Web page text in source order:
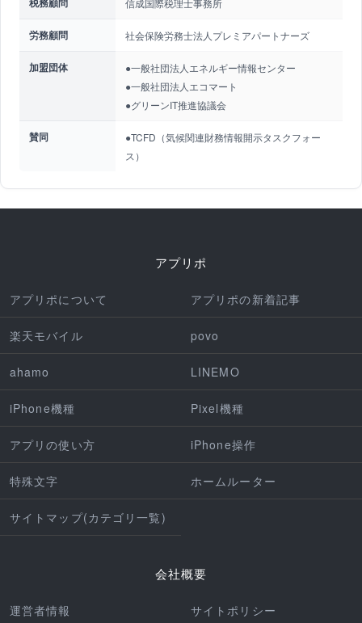
労務顧問 社会保険労務士法人プレミアパートナーズ
加盟団体
●一般社団法人エネルギー情報センター
●一般社団法人エコマート
●グリーンIT推進協議会
賛同
●TCFD（気候関連財務情報開示タスクフォー
ス）
アプリポ
アプリポについて アプリポの新着記事
楽天モバイル povo
ahamo LINEMO
iPhone機種 Pixel機種
アプリの使い方 iPhone操作
特殊文字 ホームルーター
サイトマップ(カテゴリ一覧)
会社概要
運営者情報 サイトポリシー